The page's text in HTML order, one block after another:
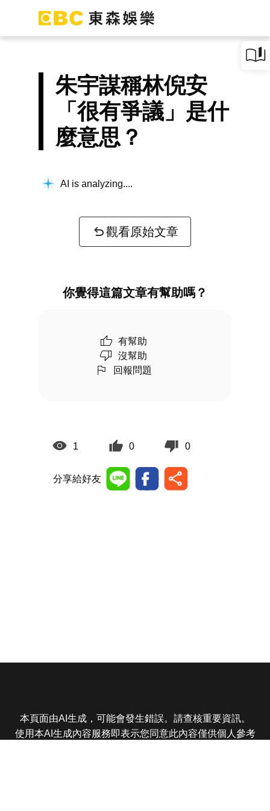
朱宇謀稱林倪安
「很有爭議」是什
麼意思？
AI is analyzing...
觀看原始文章
你覺得這篇文章有幫助嗎？
有幫助
沒幫助
回報問題
1 0 0
分享給好友
本頁面由AI生成，可能會發生錯誤。請查核重要資訊。
使用本AI生成內容服務即表示您同意此內容僅供個人參考